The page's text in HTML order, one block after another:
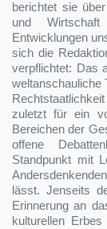
berichtet sie
und
Entwicklungen
sich die
verpflichtet: Das
weltanschauliche
zuletzt für ein
Bereichen der
offene
Standpunkt mit
lässt. Jenseits
Erinnerung an
kulturellen